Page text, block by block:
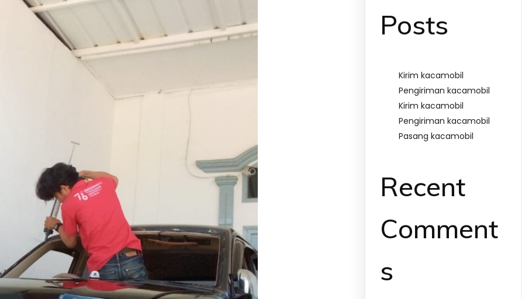
Posts
Kirim kacamobil
Pengiriman kacamobil
Kirim kacamobil
Pengiriman kacamobil
Pasang kacamobil
Recent
Comment
s